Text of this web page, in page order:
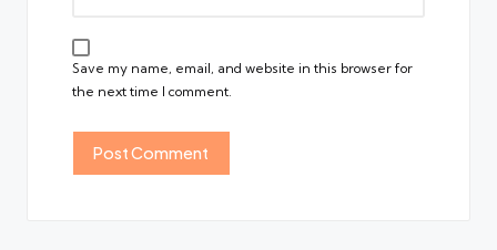
Save my name, email, and website in this browser for
the next time I comment.